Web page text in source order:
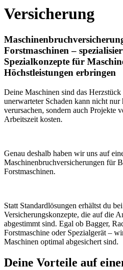
Versicherung
Forstmaschinen –
Spezialkonzepte für
Höchstleistungen erbringen
Deine Maschinen sind das
unerwarteter Schaden kann nicht nur
verursachen, sondern auch Projekte
Arbeitszeit kosten.
Genau deshalb haben wir uns auf
Maschinenbruchversicherungen für
Forstmaschinen.
Statt Standardlösungen erhältst du
Versicherungskonzepte, die auf die
abgestimmt sind. Egal ob Bagger,
Forstmaschine oder Spezialgerät –
Maschinen optimal abgesichert sind.
Deine Vorteile auf